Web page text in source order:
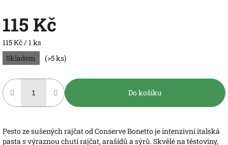
115 Kč
Měrná
cena:
115 Kč / 1 ks
Skladem
(>5 ks)
Do košíku
Pesto ze sušených rajčat od Conserve Bonetto je intenzivní italská
pasta s výraznou chutí rajčat, arašídů a sýrů. Skvělé na těstoviny,